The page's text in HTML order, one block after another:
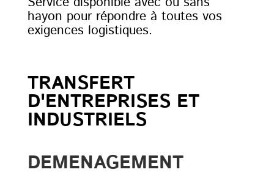
hayon pour répondre à toutes vos
exigences logistiques.
TRANSFERT
D'ENTREPRISES ET
INDUSTRIELS
DEMENAGEMENT